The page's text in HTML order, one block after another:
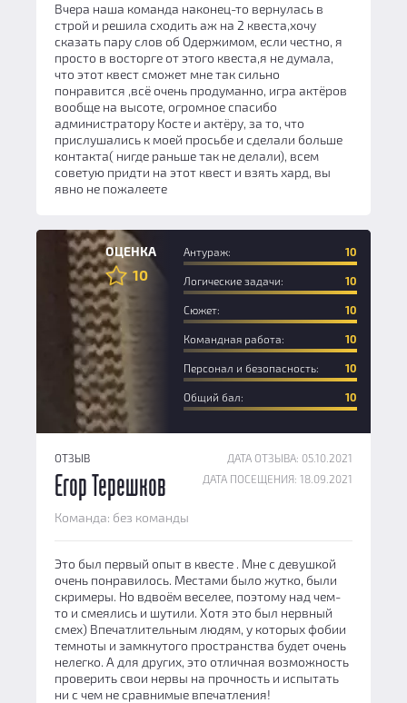
Вчера наша команда наконец-то вернулась в
строй и решила сходить аж на 2 квеста,хочу
сказать пару слов об Одержимом, если честно, я
просто в восторге от этого квеста,я не думала,
что этот квест сможет мне так сильно
понравится ,всё очень продуманно, игра актёров
вообще на высоте, огромное спасибо
администратору Косте и актёру, за то, что
прислушались к моей просьбе и сделали больше
контакта( нигде раньше так не делали), всем
советую придти на этот квест и взять хард, вы
явно не пожалеете
ОЦЕНКА
10
Эксперт
Антураж: 10
Логические задачи: 10
Сюжет: 10
Командная работа: 10
Персонал и безопасность: 10
Общий бал: 10
ОТЗЫВ
ДАТА ОТЗЫВА: 05.10.2021
ДАТА ПОСЕЩЕНИЯ: 18.09.2021
Егор Терешков
Команда: без команды
Это был первый опыт в квесте . Мне с девушкой
очень понравилось. Местами было жутко, были
скримеры. Но вдвоём веселее, поэтому над чем-
то и смеялись и шутили. Хотя это был нервный
смех) Впечатлительным людям, у которых фобии
темноты и замкнутого пространства будет очень
нелегко. А для других, это отличная возможность
проверить свои нервы на прочность и испытать
ни с чем не сравнимые впечатления!